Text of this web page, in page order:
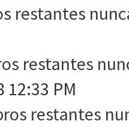
restantes
restantes
12:33 PM
restantes